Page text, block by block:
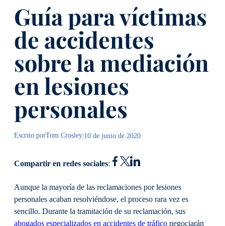
Guía para víctimas
de accidentes
sobre la mediación
en lesiones
personales
Escrito porTom Crosley|10 de junio de 2020
Compartir en redes sociales:
Aunque la mayoría de las reclamaciones por lesiones
personales acaban resolviéndose, el proceso rara vez es
sencillo. Durante la tramitación de su reclamación, sus
abogados especializados en accidentes de tráfico negociarán